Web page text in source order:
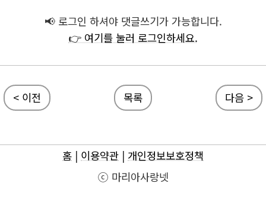
📢 로그인 하셔야 댓글쓰기가 가능합니다.
👉 여기를 눌러 로그인하세요.
< 이전 목록 다음 >
홈 | 이용약관 | 개인정보보호정책
ⓒ 마리아사랑넷